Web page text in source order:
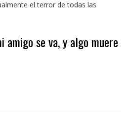
el terror de todas las
amigo se va, y algo muere